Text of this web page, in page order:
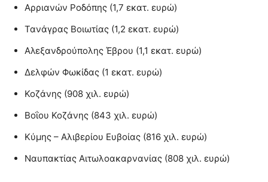
Αρριανών Ροδόπης (1,7 εκατ. ευρώ)
Τανάγρας Βοιωτίας (1,2 εκατ. ευρώ)
Αλεξανδρούπολης Έβρου (1,1 εκατ. ευρώ)
Δελφών Φωκίδας (1 εκατ. ευρώ)
Κοζάνης (908 χιλ. ευρώ)
Βοΐου Κοζάνης (843 χιλ. ευρώ)
Κύμης – Αλιβερίου Ευβοίας (816 χιλ. ευρώ)
Ναυπακτίας Αιτωλοακαρνανίας (808 χιλ. ευρώ)